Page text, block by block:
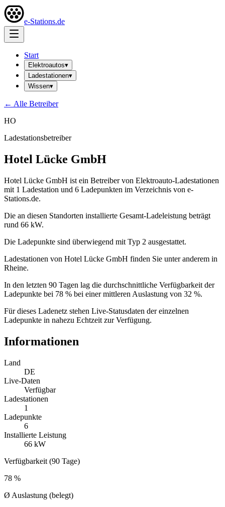
e-Stations.de
Start
Elektroautos▾
Ladestationen▾
Wissen▾
← Alle Betreiber
HO
Ladestationsbetreiber
Hotel Lücke GmbH
Hotel Lücke GmbH ist ein Betreiber von Elektroauto-Ladestationen
mit 1 Ladestation und 6 Ladepunkten im Verzeichnis von e-
Stations.de.
Die an diesen Standorten installierte Gesamt-Ladeleistung beträgt
rund 66 kW.
Die Ladepunkte sind überwiegend mit Typ 2 ausgestattet.
Ladestationen von Hotel Lücke GmbH finden Sie unter anderem in
Rheine.
In den letzten 90 Tagen lag die durchschnittliche Verfügbarkeit der
Ladepunkte bei 78 % bei einer mittleren Auslastung von 32 %.
Für dieses Ladenetz stehen Live-Statusdaten der einzelnen
Ladepunkte in nahezu Echtzeit zur Verfügung.
Informationen
Land
DE
Live-Daten
Verfügbar
Ladestationen
1
Ladepunkte
6
Installierte Leistung
66 kW
Verfügbarkeit (90 Tage)
78 %
Ø Auslastung (belegt)